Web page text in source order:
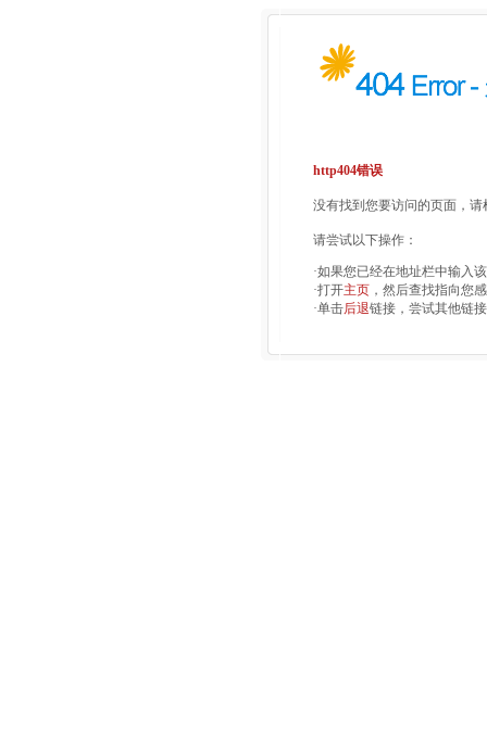
http404错误
没有找到您要访问的页面，
请尝试以下操作：
·如果您已经在地址栏中输入
·打开主页 ，然后查找指向您
·单击后退链接，尝试其他链